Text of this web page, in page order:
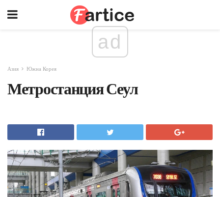
ad
Азия Южна Корея
Метростанция Сеул